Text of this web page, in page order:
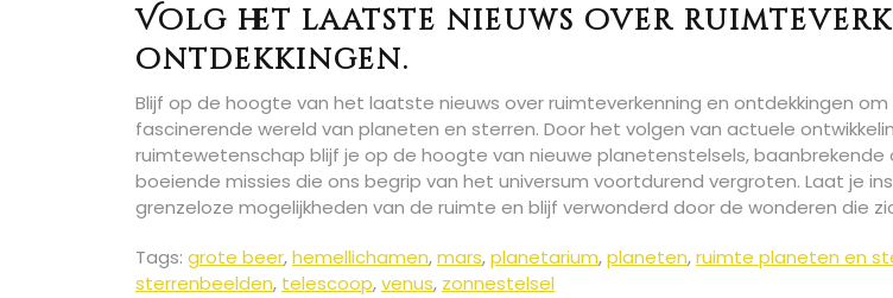
Volg het laatste nieuws over
ontdekkingen.
Blijf op de hoogte van het laatste nieuws over ruimteverkenning en ontdekkingen
fascinerende wereld van planeten en sterren. Door het volgen van actuele
ruimtewetenschap blijf je op de hoogte van nieuwe planetenstelsels, baanbrekende
boeiende missies die ons begrip van het universum voortdurend vergroten. Laat je
grenzeloze mogelijkheden van de ruimte en blijf verwonderd door de wonderen die
Tags: grote beer,hemellichamen,mars,planetarium,planeten,ruimte planeten en
sterrenbeelden, telescoop,venus, zonnestelsel